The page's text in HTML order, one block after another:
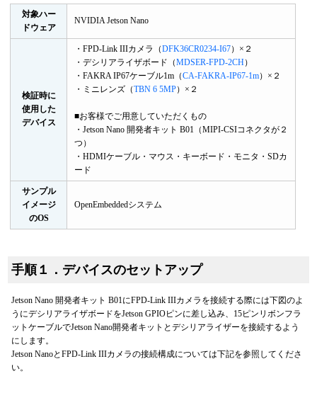
対象ハー
ドウェア
NVIDIA Jetson Nano
検証時に
使用した
デバイス
・FPD-Link IIIカメラ（DFK36CR0234-I67）×２
・デシリアライザボード（MDSER-FPD-2CH）
・FAKRA IP67ケーブル1m（CA-FAKRA-IP67-1m）×２
・ミニレンズ（TBN 6 5MP）×２
■お客様でご用意していただくもの
・Jetson Nano 開発者キット B01（MIPI-CSIコネクタが２
つ）
・HDMIケーブル・マウス・キーボード・モニタ・SDカ
ード
サンプル
イメージ
のOS
OpenEmbeddedシステム
手順１．デバイスのセットアップ
Jetson Nano 開発者キット B01にFPD-Link IIIカメラを接続する際には下図のよ
うにデシリアライザボードをJetson GPIOピンに差し込み、15ピンリボンフラ
ットケーブルでJetson Nano開発者キットとデシリアライザーを接続するよう
にします。
Jetson NanoとFPD-Link IIIカメラの接続構成については下記を参照してくださ
い。